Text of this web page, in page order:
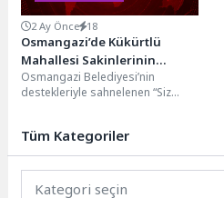
2 Ay Önce 18
Osmangazi’de Kükürtlü
Mahallesi Sakinlerinin
Tiyatro Oyunu Büyük Beğeni
Topladı
Osmangazi Belediyesi’nin
destekleriyle sahnelenen “Siz
kadınları aynı...
Tüm Kategoriler